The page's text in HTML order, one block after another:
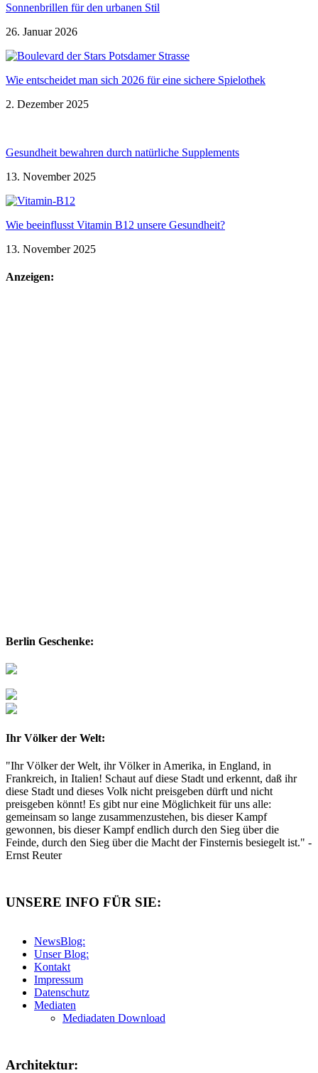
Sonnenbrillen für den urbanen Stil
26. Januar 2026
Wie entscheidet man sich 2026 für eine sichere Spielothek
2. Dezember 2025
Gesundheit bewahren durch natürliche Supplements
13. November 2025
Wie beeinflusst Vitamin B12 unsere Gesundheit?
13. November 2025
Anzeigen:
Berlin Geschenke:
Ihr Völker der Welt:
"Ihr Völker der Welt, ihr Völker in Amerika, in England, in
Frankreich, in Italien! Schaut auf diese Stadt und erkennt, daß ihr
diese Stadt und dieses Volk nicht preisgeben dürft und nicht
preisgeben könnt! Es gibt nur eine Möglichkeit für uns alle:
gemeinsam so lange zusammenzustehen, bis dieser Kampf
gewonnen, bis dieser Kampf endlich durch den Sieg über die
Feinde, durch den Sieg über die Macht der Finsternis besiegelt ist." -
Ernst Reuter
UNSERE INFO FÜR SIE:
NewsBlog:
Unser Blog:
Kontakt
Impressum
Datenschutz
Mediaten
Mediadaten Download
Architektur: